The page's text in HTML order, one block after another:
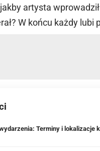
artysta
W końcu każdy
Terminy i lokalizacje